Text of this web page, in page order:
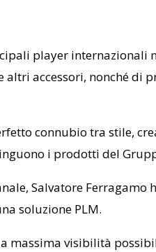
player internazionali
accessori, nonché di
connubio tra stile,
i prodotti del
Salvatore Ferragamo
soluzione PLM.
massima visibilità